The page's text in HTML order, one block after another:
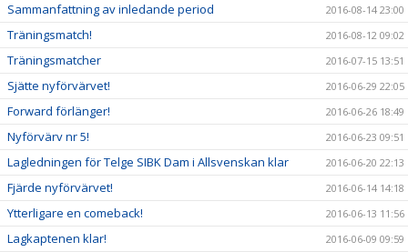
Sammanfattning av inledande period 2016-08-14 23:00
Träningsmatch! 2016-08-12 09:02
Träningsmatcher 2016-07-15 13:51
Sjätte nyförvärvet! 2016-06-29 22:05
Forward förlänger! 2016-06-26 18:49
Nyförvärv nr 5! 2016-06-23 09:51
Lagledningen för Telge SIBK Dam i Allsvenskan klar 2016-06-20 22:13
Fjärde nyförvärvet! 2016-06-14 14:18
Ytterligare en comeback! 2016-06-13 11:56
Lagkaptenen klar! 2016-06-09 09:59